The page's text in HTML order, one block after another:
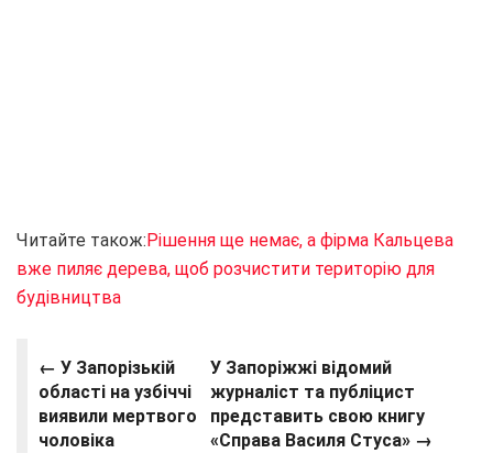
Читайте також: Рішення ще немає, а фірма Кальцева
вже пиляє дерева, щоб розчистити територію для
будівництва
← У Запорізькій
області на узбіччі
виявили мертвого
чоловіка
У Запоріжжі відомий
журналіст та публіцист
представить свою книгу
«Справа Василя Стуса» →